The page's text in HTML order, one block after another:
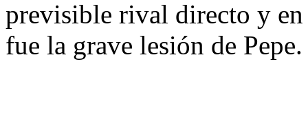
previsible rival directo y
fue la grave lesión de Pepe.